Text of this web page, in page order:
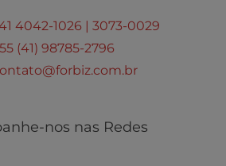
4042-1026 | 3073-0029
55 (41) 98785-2796
nos nas Redes